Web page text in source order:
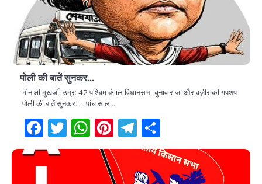
पोली की बातें सुनकर…
मीनाक्षी मुखर्जी, उम्र: 42 पश्चिम बंगाल विधानसभा चुनाव राजा और वज़ीर की गपशप
पोली की बातें सुनकर… पांच साल…
Facebook
Twitter
WhatsApp
Pinterest
Telegram